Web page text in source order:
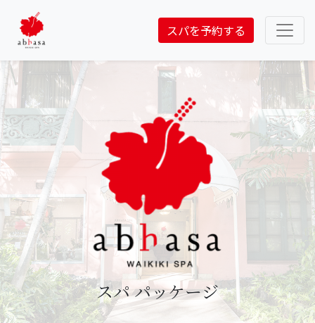
スパを予約する
スパ パッケージ